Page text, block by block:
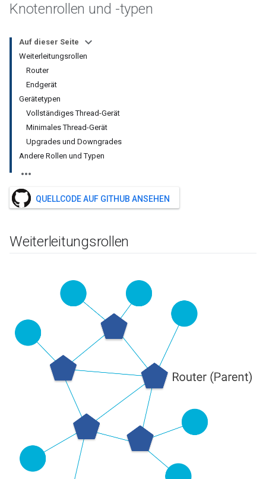
Knotenrollen und -typen
Auf dieser Seite
Weiterleitungsrollen
Router
Endgerät
Gerätetypen
Vollständiges Thread-Gerät
Minimales Thread-Gerät
Upgrades und Downgrades
Andere Rollen und Typen
QUELLCODE AUF GITHUB ANSEHEN
Weiterleitungsrollen